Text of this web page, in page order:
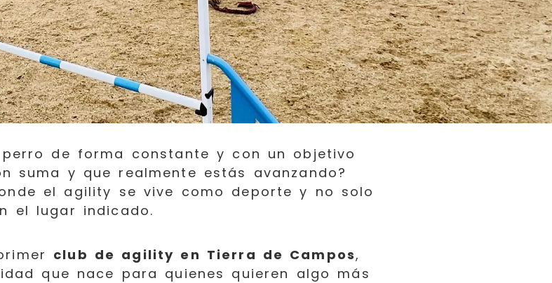
de forma constante y con un objetivo
suma y que realmente estás avanzando?
el agility se vive como deporte y no solo
el lugar indicado.
club de agility en Tierra de Campos,
que nace para quienes quieren algo más